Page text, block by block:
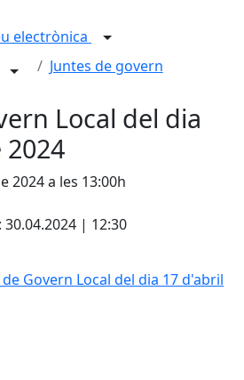
electrònica
Juntes de govern
Local del dia
2024 a les 13:00h
| 12:30
Govern Local del dia 17 d'abril